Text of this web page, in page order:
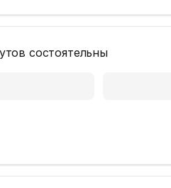
состоятельны